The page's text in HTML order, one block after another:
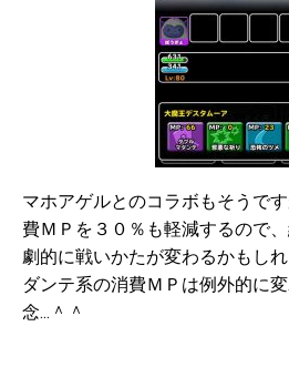
マホアゲルとのコラボもそうで
費ＭＰを３０％も軽減するので
劇的に戦いかたが変わるかもし
ダンテ系の消費ＭＰは例外的に
念…＾＾